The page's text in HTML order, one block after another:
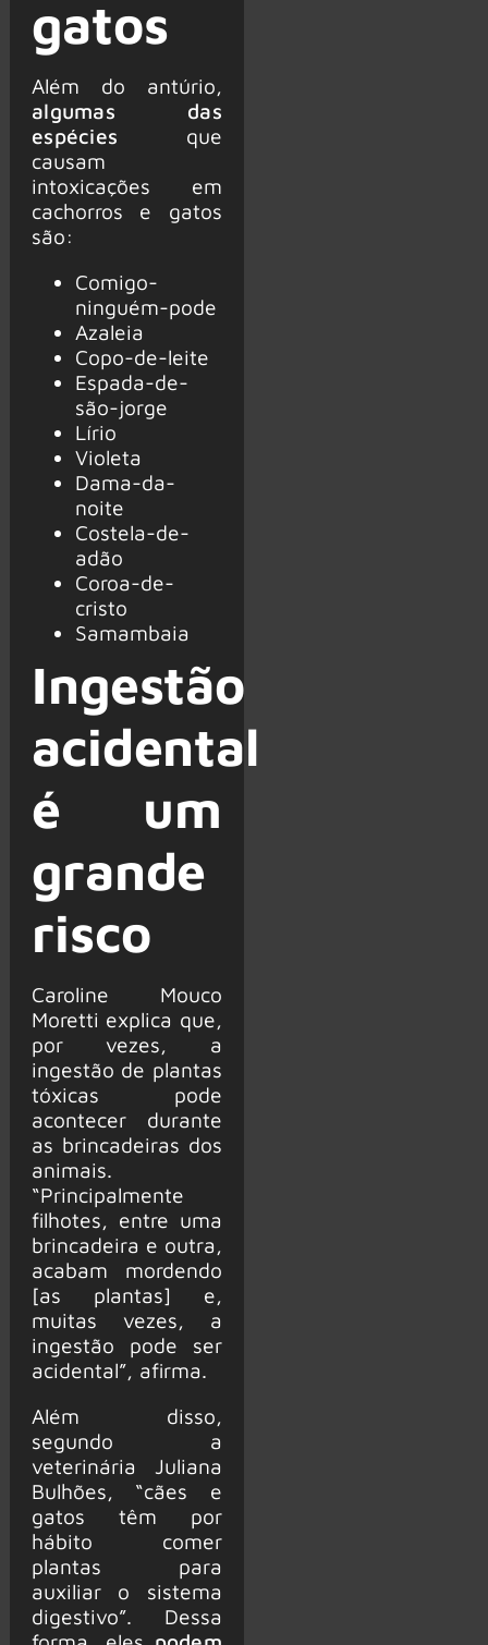
gatos
Além do antúrio,
algumas das
espécies que
causam
intoxicações em
cachorros e gatos
são:
Comigo-
ninguém-pode
Azaleia
Copo-de-leite
Espada-de-
são-jorge
Lírio
Violeta
Dama-da-
noite
Costela-de-
adão
Coroa-de-
cristo
Samambaia
Ingestão
acidental
é um
grande
risco
Caroline Mouco
Moretti explica que,
por vezes, a
ingestão de plantas
tóxicas pode
acontecer durante
as brincadeiras dos
animais.
“Principalmente
filhotes, entre uma
brincadeira e outra,
acabam mordendo
[as plantas] e,
muitas vezes, a
ingestão pode ser
acidental”, afirma.
Além disso,
segundo a
veterinária Juliana
Bulhões, “cães e
gatos têm por
hábito comer
plantas para
auxiliar o sistema
digestivo”. Dessa